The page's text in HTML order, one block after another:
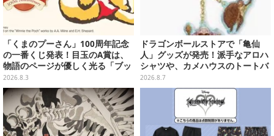
「くまのプーさん」100周年記念
の一番くじ発表！目玉のA賞は、
物語のページが優しく光る「ブッ
クシェイプドライト」
2026.8.3
ドラゴンボールストアで「亀仙
人」グッズが発売！派手なアロハ
シャツや、カメハウスのトートバ
ッグなど夏らしいアイテムがズラ
リ
2026.8.7